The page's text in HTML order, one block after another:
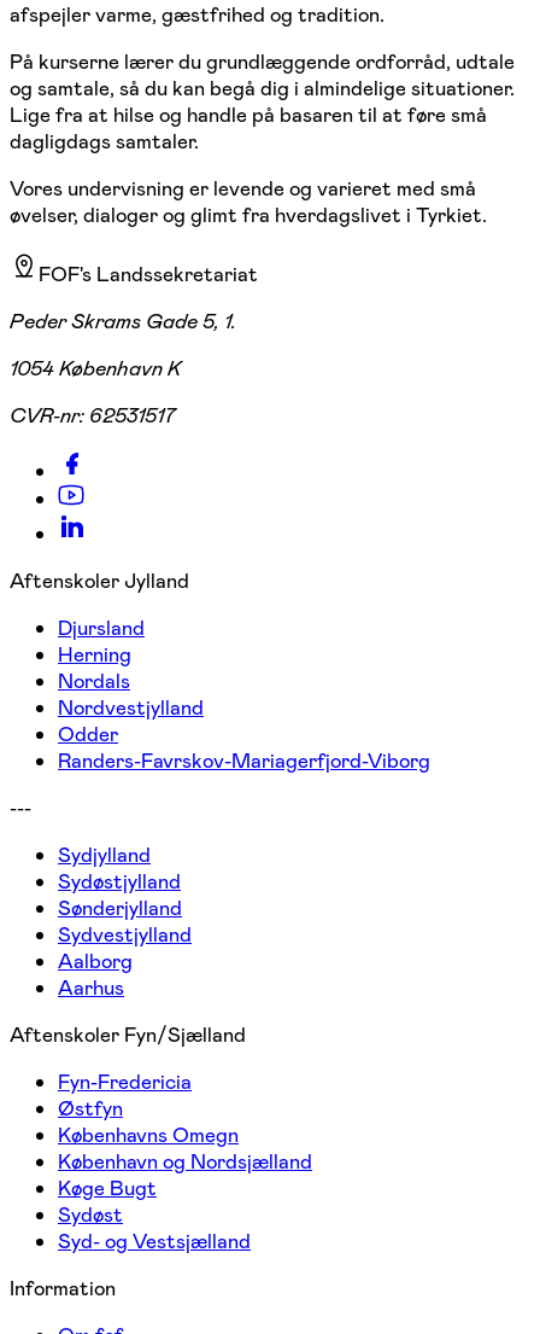
afspejler varme, gæstfrihed og tradition.
På kurserne lærer du grundlæggende ordforråd, udtale
og samtale, så du kan begå dig i almindelige situationer.
Lige fra at hilse og handle på basaren til at føre små
dagligdags samtaler.
Vores undervisning er levende og varieret med små
øvelser, dialoger og glimt fra hverdagslivet i Tyrkiet.
FOF's Landssekretariat
Peder Skrams Gade 5, 1.
1054 København K
CVR-nr: 62531517
Aftenskoler Jylland
Djursland
Herning
Nordals
Nordvestjylland
Odder
Randers-Favrskov-Mariagerfjord-Viborg
---
Sydjylland
Sydøstjylland
Sønderjylland
Sydvestjylland
Aalborg
Aarhus
Aftenskoler Fyn/Sjælland
Fyn-Fredericia
Østfyn
Københavns Omegn
København og Nordsjælland
Køge Bugt
Sydøst
Syd- og Vestsjælland
Information